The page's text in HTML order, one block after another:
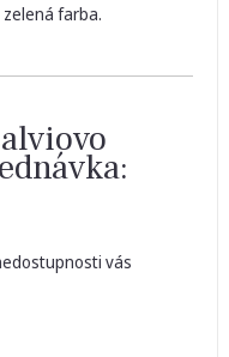
farba.
vás